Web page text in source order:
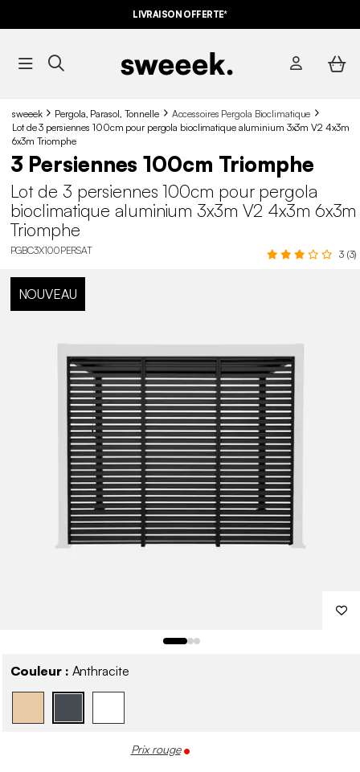
LIVRAISON OFFERTE*
sweeek Pergola, Parasol, Tonnelle
Accessoires Pergola Bioclimatique
Lot de 3 persiennes 100cm pour pergola bioclimatique aluminium 3x3m V2 4x3m
6x3m Triomphe
3 Persiennes 100cm Triomphe
Lot de 3 persiennes 100cm pour pergola
bioclimatique aluminium 3x3m V2 4x3m 6x3m
Triomphe
PGBC3X100PERSAT 3 (3)
NOUVEAU
Couleur : Anthracite
Prix rouge